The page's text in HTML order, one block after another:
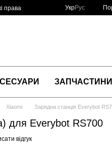
права
УкрРус
ЗАПЧАСТИНИ
Xiaomi Зарядна станція Everybot
для Everybot RS700
відгук